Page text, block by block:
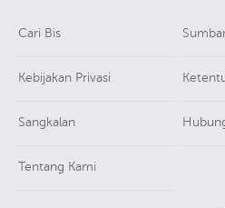
Cari Bis
Kebijakan Privasi
Sangkalan
Tentang Kami